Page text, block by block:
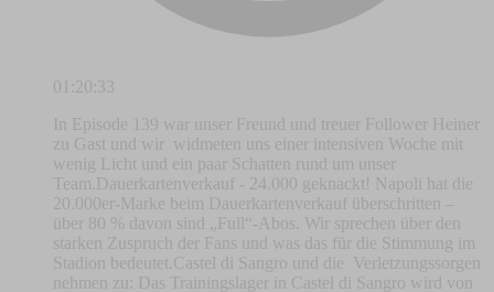
01:20:33
In Episode 139 war unser Freund und treuer Follower Heiner
zu Gast und wir widmeten uns einer intensiven Woche mit
wenig Licht und ein paar Schatten rund um unser
Team.Dauerkartenverkauf - 24.000 geknackt! Napoli hat die
20.000er-Marke beim Dauerkartenverkauf überschritten –
über 80 % davon sind „Full“-Abos. Wir sprechen über den
starken Zuspruch der Fans und was das für die Stimmung im
Stadion bedeutet.Castel di Sangro und die Verletzungssorgen
nehmen zu: Das Trainingslager in Castel di Sangro wird von